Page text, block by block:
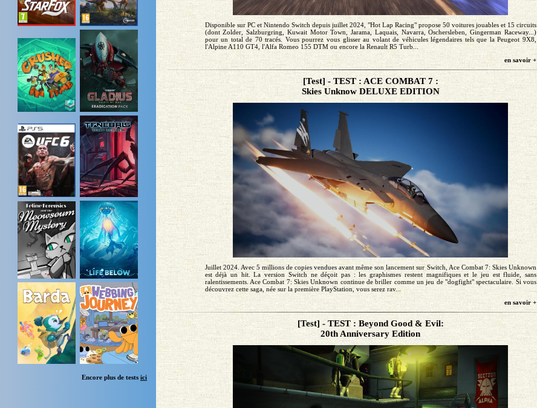
Encore plus de tests ici
Disponible sur PC et Nintendo Switch depuis juillet 2024, "Hot Lap Racing" propose 50 voitures jouables et 15 circuits
(dont Zolder, Salzburgring, Kuwait Motor Town, Jarama, Laquais, Navarra, Oschersleben, Gingerman Raceway...)
pour un total de 70 tracés. Vous pourrez vous glisser au volant de véhicules légendaires tels que la Peugeot 9X8,
l'Alpine A110 GT4, l'Alfa Romeo 155 DTM ou encore la Renault R5 Turb...
en savoir +
[Test] - TEST : ACE COMBAT 7 :
Skies Unknow DELUXE EDITION
Juillet 2024. Avec 5 millions de copies vendues avant même son lancement sur Switch, Ace Combat 7: Skies Unknown
est déjà un hit. La version Switch ne déçoit pas : les graphismes restent magnifiques et le jeu est fluide, sans
ralentissements. Ace Combat 7: Skies Unknown continue de briller comme un jeu de "dogfight" spectaculaire. Si vous
découvrez cette saga, née sur la première PlayStation, vous serez rav...
en savoir +
[Test] - TEST : Beyond Good & Evil:
20th Anniversary Edition